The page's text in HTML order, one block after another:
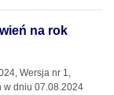
na rok
Wersja nr 1,
w dniu 07.08.2024